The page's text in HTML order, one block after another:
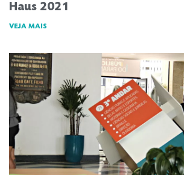
Haus 2021
VEJA MAIS